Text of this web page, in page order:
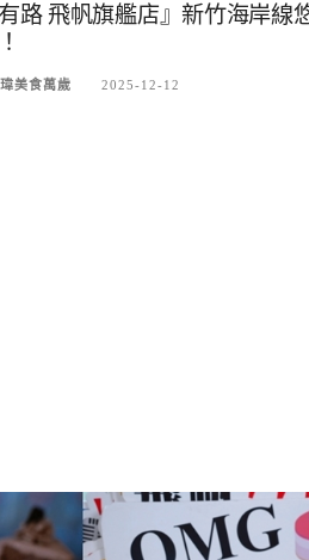
路 飛帆旗艦店』新竹海岸線
美食萬歲 2025-12-12